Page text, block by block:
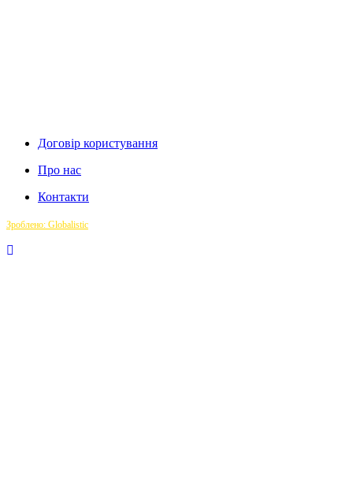
Договір користування
Про нас
Контакти
Зроблено: Globalistic